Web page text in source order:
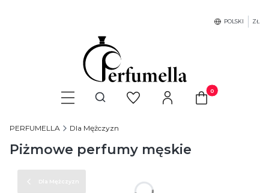
POLSKI ZŁ
Otwórz wyszukiwarkę Produkty w
PERFUMELLA Dla Mężczyzn
Piżmowe perfumy męskie
Dla Mężczyzn